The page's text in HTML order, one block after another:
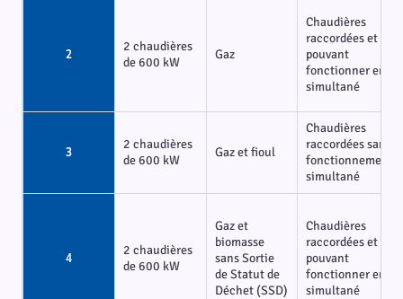
2
2 chaudières
de 600 kW
Gaz
Chaudières
raccordées et
pouvant
fonctionner en
simultané
3
2 chaudières
de 600 kW
Gaz et fioul
Chaudières
raccordées sans
fonctionnement
simultané
4
2 chaudières
de 600 kW
Gaz et
biomasse
sans Sortie
de Statut de
Déchet (SSD)
Chaudières
raccordées et
pouvant
fonctionner en
simultané